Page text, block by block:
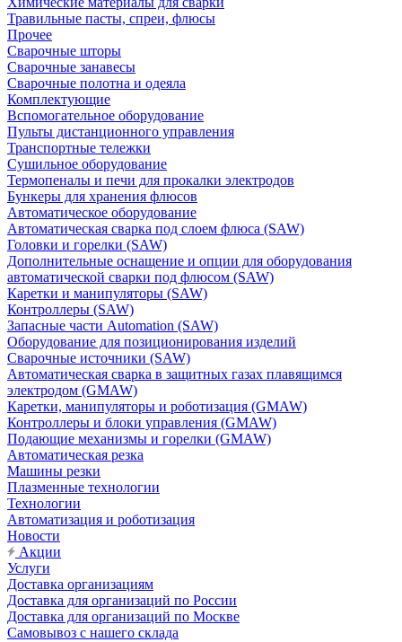
Травильные пасты, спреи, флюсы
Прочее
Сварочные шторы
Сварочные занавесы
Сварочные полотна и одеяла
Комплектующие
Вспомогательное оборудование
Пульты дистанционного управления
Транспортные тележки
Сушильное оборудование
Термопеналы и печи для прокалки электродов
Бункеры для хранения флюсов
Автоматическое оборудование
Автоматическая сварка под слоем флюса (SAW)
Головки и горелки (SAW)
Дополнительные оснащение и опции для оборудования
автоматической сварки под флюсом (SAW)
Каретки и манипуляторы (SAW)
Контроллеры (SAW)
Запасные части Automation (SAW)
Оборудование для позиционирования изделий
Сварочные источники (SAW)
Автоматическая сварка в защитных газах плавящимся
электродом (GMAW)
Каретки, манипуляторы и роботизация (GMAW)
Контроллеры и блоки управления (GMAW)
Подающие механизмы и горелки (GMAW)
Автоматическая резка
Машины резки
Плазменные технологии
Технологии
Автоматизация и роботизация
Новости
Акции
Услуги
Доставка организациям
Доставка для организаций по России
Доставка для организаций по Москве
Самовывоз с нашего склада